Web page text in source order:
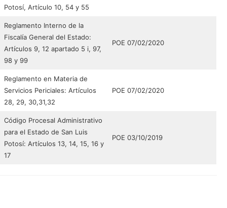
Potosí, Artículo 10, 54 y 55
Reglamento Interno de la
Fiscalía General del Estado:
Artículos 9, 12 apartado 5 i, 97,
98 y 99
POE 07/02/2020
Reglamento en Materia de
Servicios Periciales: Artículos
28, 29, 30,31,32
POE 07/02/2020
Código Procesal Administrativo
para el Estado de San Luis
Potosí: Artículos 13, 14, 15, 16 y
17
POE 03/10/2019